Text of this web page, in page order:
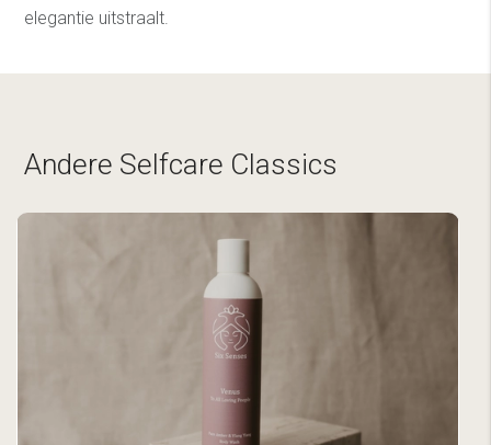
elegantie uitstraalt.
Andere Selfcare Classics